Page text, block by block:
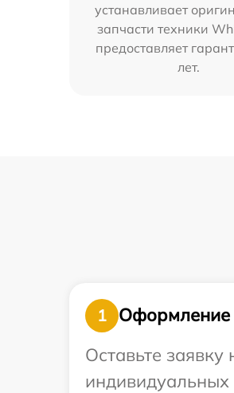
устанавливает
запчасти техники
предоставляет
лет.
1
Оформление
Оставьте
индивидуальных